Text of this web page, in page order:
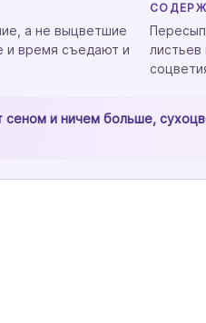
а не выцветшие
и время съедают и
и ничем больше,